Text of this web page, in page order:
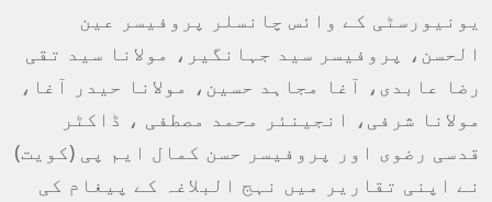
یونیورسٹی کے وائس چانسلر پروفیسر عین
الحسن، پروفیسر سید جہانگیر، مولانا سید تقی
رضا عابدی، آغا مجاہد حسین، مولانا حیدر آغا،
مولانا شرفی، انجینئر محمد مصطفی ، ڈاکٹر
قدسی رضوی اور پروفیسر حسن کمال ایم پی (کویت)
نے اپنی تقاریر میں نہج البلاغہ کے پیغام کی